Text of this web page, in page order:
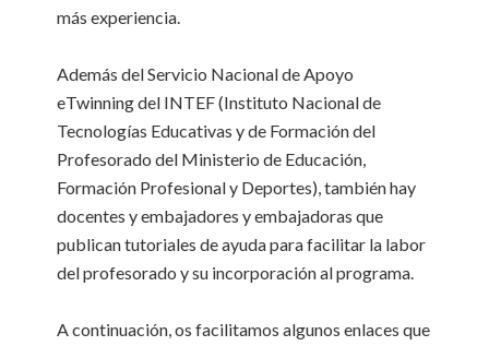
más experiencia.
Además del Servicio Nacional de Apoyo
eTwinning del INTEF (Instituto Nacional de
Tecnologías Educativas y de Formación del
Profesorado del Ministerio de Educación,
Formación Profesional y Deportes), también hay
docentes y embajadores y embajadoras que
publican tutoriales de ayuda para facilitar la labor
del profesorado y su incorporación al programa.
A continuación, os facilitamos algunos enlaces que